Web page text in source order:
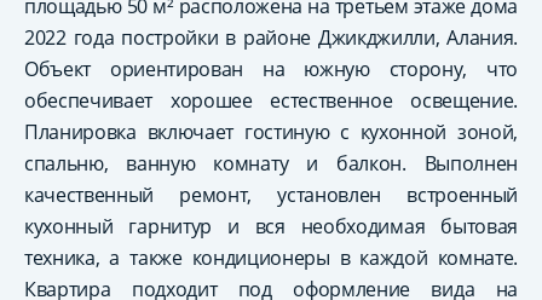
площадью 50 м² расположена на третьем этаже дома
2022 года постройки в районе Джикджилли, Алания.
Объект ориентирован на южную сторону, что
обеспечивает хорошее естественное освещение.
Планировка включает гостиную с кухонной зоной,
спальню, ванную комнату и балкон. Выполнен
качественный ремонт, установлен встроенный
кухонный гарнитур и вся необходимая бытовая
техника, а также кондиционеры в каждой комнате.
Квартира подходит под оформление вида на